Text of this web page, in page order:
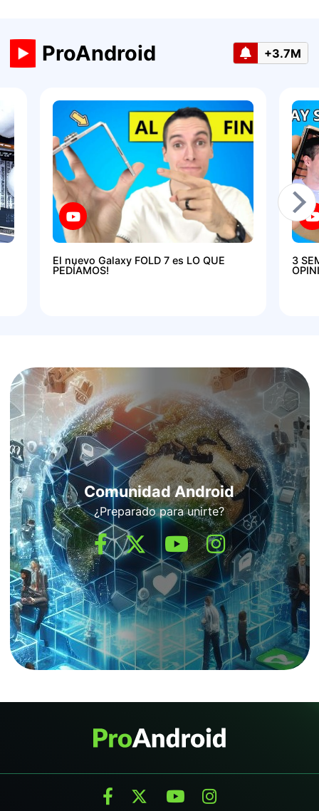
ProAndroid +3.7M
El nuevo Galaxy FOLD 7 es LO QUE
PEDÍAMOS!
3
Comunidad Android
¿Preparado para unirte?